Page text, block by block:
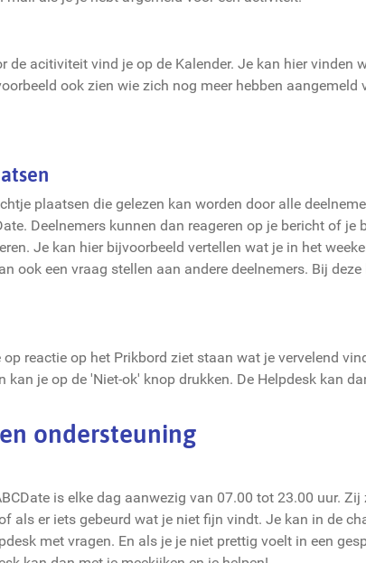
de acitiviteit vind je op de Kalender. Je kan hier vinden
ook zien wie zich nog meer hebben
plaatsen die gelezen kan worden door alle
Deelnemers kunnen dan reageren op je bericht of
Je kan hier bijvoorbeeld vertellen wat je in het
ook een vraag stellen aan andere deelnemers. Bij
reactie op het Prikbord ziet staan wat je vervelend
kan je op de 'Niet-ok' knop drukken. De Helpdesk kan
ondersteuning
is elke dag aanwezig van 07.00 tot 23.00 uur.
als er iets gebeurd wat je niet fijn vindt. Je kan in de
met vragen. En als je je niet prettig voelt in een